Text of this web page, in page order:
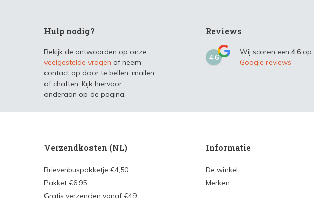
Hulp nodig?
Bekijk de antwoorden op onze
veelgestelde vragen of neem
contact op door te bellen, mailen
of chatten. Kijk hiervoor
onderaan op de pagina.
Reviews
4,6
Wij scoren een 4,6 op
Google reviews
Verzendkosten (NL)
Brievenbuspakketje €4,50
Pakket €6,95
Gratis verzenden vanaf €49
Informatie
De winkel
Merken